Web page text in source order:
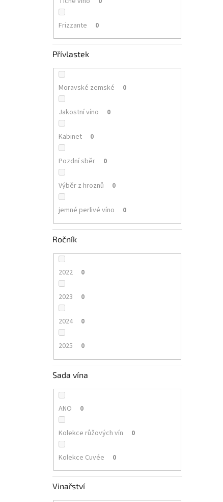
Frizzante 0
Přívlastek
Moravské zemské 0
Jakostní víno 0
Kabinet 0
Pozdní sběr 0
Výběr z hroznů 0
jemné perlivé víno 0
Ročník
2022 0
2023 0
2024 0
2025 0
Sada vína
ANO 0
Kolekce růžových vín 0
Kolekce Cuvée 0
Vinařství